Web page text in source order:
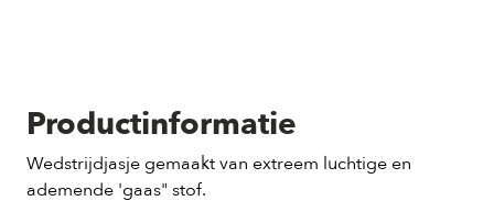
Productinformatie
Wedstrijdjasje gemaakt van extreem luchtige en
ademende 'gaas" stof.